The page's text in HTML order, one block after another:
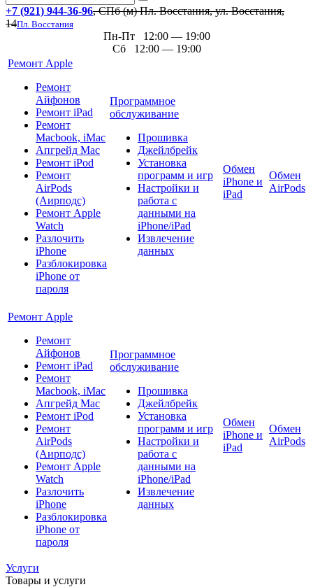
+7 (921) 944-36-96, СПб (м) Пл. Восстания, ул. Восстания,
14Пл. Восстания
Пн-Пт 12:00 — 19:00
Сб 12:00 — 19:00
Ремонт Apple
Ремонт
Айфонов
Ремонт iPad
Ремонт
Macbook, iMac
Апгрейд Mac
Ремонт iPod
Ремонт
AirPods
(Аирподс)
Ремонт Apple
Watch
Разлочить
iPhone
Разблокировка
iPhone от
пароля
Программное
обслуживание
Прошивка
Джейлбрейк
Установка
программ и игр
Настройки и
работа с
данными на
iPhone/iPad
Извлечение
данных
Обмен
iPhone и
iPad
Обмен
AirPods
Ремонт Apple
Ремонт
Айфонов
Ремонт iPad
Ремонт
Macbook, iMac
Апгрейд Mac
Ремонт iPod
Ремонт
AirPods
(Аирподс)
Ремонт Apple
Watch
Разлочить
iPhone
Разблокировка
iPhone от
пароля
Программное
обслуживание
Прошивка
Джейлбрейк
Установка
программ и игр
Настройки и
работа с
данными на
iPhone/iPad
Извлечение
данных
Обмен
iPhone и
iPad
Обмен
AirPods
Услуги
Товары и услуги